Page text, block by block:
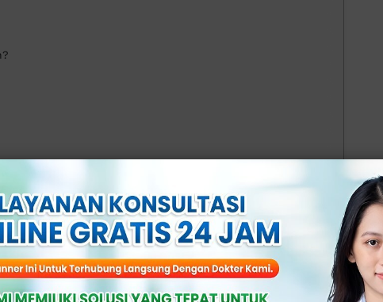
yang Kurang
pada area genital bisa menyebabkan